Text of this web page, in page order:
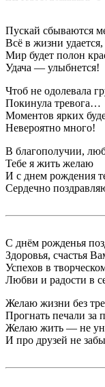
Пускай сбываются
Всё в жизни удается,
Мир будет полон
Удача — улыбнется!
Чтоб не одолевала
Покинула тревога…
Моментов ярких
Невероятно много!
В благополучии,
Тебе я жить желаю
И с днем рождения
Сердечно
С днём рожденья
Здоровья, счастья
Успехов в
Любви и радости в
Желаю жизни без
Прогнать печали за
Желаю жить — не
И про друзей не